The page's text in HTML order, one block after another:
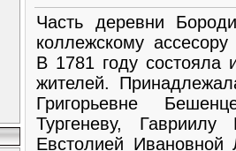
Часть деревни
коллежскому
В 1781 году состояла
жителей.
Григорьевне
Тургеневу,
Евстолией